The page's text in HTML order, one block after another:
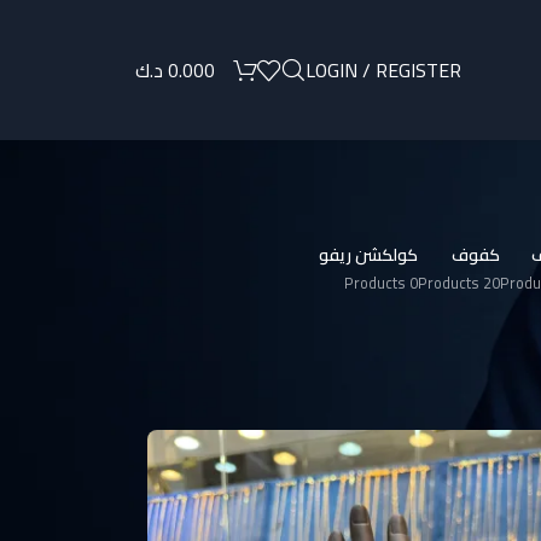
LOGIN / REGISTER
0.000د.ك
كفوف
20 Products
كولكشن ريفو
0 Products